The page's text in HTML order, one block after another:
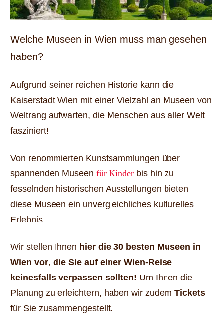
Welche Museen in Wien muss man gesehen
haben?
Aufgrund seiner reichen Historie kann die
Kaiserstadt Wien mit einer Vielzahl an Museen von
Weltrang aufwarten, die Menschen aus aller Welt
fasziniert!
Von renommierten Kunstsammlungen über
spannenden Museen für Kinder bis hin zu
fesselnden historischen Ausstellungen bieten
diese Museen ein unvergleichliches kulturelles
Erlebnis.
Wir stellen Ihnen hier die 30 besten Museen in
Wien vor, die Sie auf einer Wien-Reise
keinesfalls verpassen sollten! Um Ihnen die
Planung zu erleichtern, haben wir zudem Tickets
für Sie zusammengestellt.